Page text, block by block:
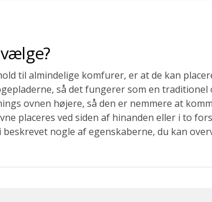
til almindelige komfurer, er at de kan
så det fungerer som en traditionel
ovnen højere, så den er nemmere at
placeres ved siden af hinanden eller i to
nogle af egenskaberne, du kan